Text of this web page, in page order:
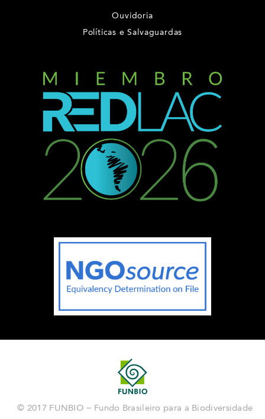
Ouvidoria
Políticas e Salvaguardas
© 2017 FUNBIO – Fundo Brasileiro para a Biodiversidade